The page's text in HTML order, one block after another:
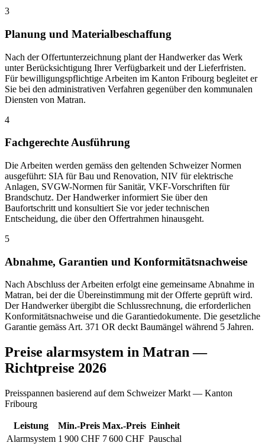
3
Planung und Materialbeschaffung
Nach der Offertunterzeichnung plant der Handwerker das Werk
unter Berücksichtigung Ihrer Verfügbarkeit und der Lieferfristen.
Für bewilligungspflichtige Arbeiten im Kanton Fribourg begleitet er
Sie bei den administrativen Verfahren gegenüber den kommunalen
Diensten von Matran.
4
Fachgerechte Ausführung
Die Arbeiten werden gemäss den geltenden Schweizer Normen
ausgeführt: SIA für Bau und Renovation, NIV für elektrische
Anlagen, SVGW-Normen für Sanitär, VKF-Vorschriften für
Brandschutz. Der Handwerker informiert Sie über den
Baufortschritt und konsultiert Sie vor jeder technischen
Entscheidung, die über den Offertrahmen hinausgeht.
5
Abnahme, Garantien und Konformitätsnachweise
Nach Abschluss der Arbeiten erfolgt eine gemeinsame Abnahme in
Matran, bei der die Übereinstimmung mit der Offerte geprüft wird.
Der Handwerker übergibt die Schlussrechnung, die erforderlichen
Konformitätsnachweise und die Garantiedokumente. Die gesetzliche
Garantie gemäss Art. 371 OR deckt Baumängel während 5 Jahren.
Preise alarmsystem in Matran —
Richtpreise 2026
Preisspannen basierend auf dem Schweizer Markt — Kanton
Fribourg
Leistung Min.-Preis Max.-Preis Einheit
Alarmsystem 1 900 CHF 7 600 CHF Pauschal